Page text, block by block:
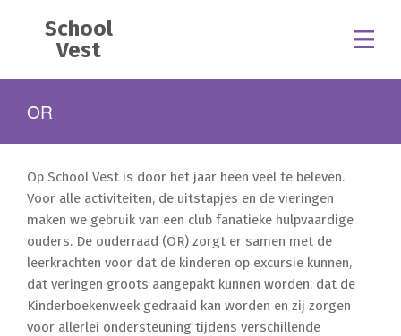
School
Vest
OR
Op School Vest is door het jaar heen veel te beleven.
Voor alle activiteiten, de uitstapjes en de vieringen
maken we gebruik van een club fanatieke hulpvaardige
ouders. De ouderraad (OR) zorgt er samen met de
leerkrachten voor dat de kinderen op excursie kunnen,
dat veringen groots aangepakt kunnen worden, dat de
Kinderboekenweek gedraaid kan worden en zij zorgen
voor allerlei ondersteuning tijdens verschillende